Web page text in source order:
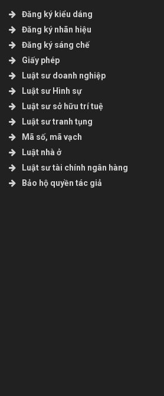
Đăng ký kiểu dáng
Đăng ký nhãn hiệu
Đăng ký sáng chế
Giấy phép
Luật sư doanh nghiệp
Luật sư Hình sự
Luật sư sở hữu trí tuệ
Luật sư tranh tụng
Mã số, mã vạch
Luật nhà ở
Luật sư tài chính ngân hàng
Bảo hộ quyền tác giả